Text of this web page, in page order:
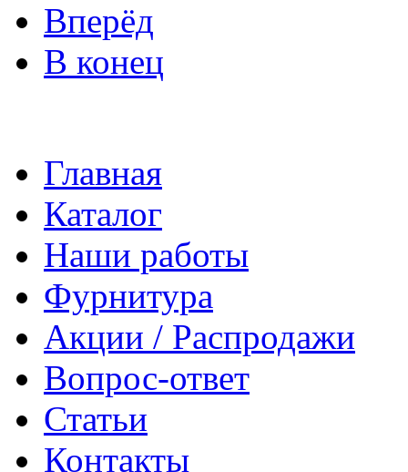
Вперёд
В конец
Главная
Каталог
Наши работы
Фурнитура
Акции / Распродажи
Вопрос-ответ
Статьи
Контакты